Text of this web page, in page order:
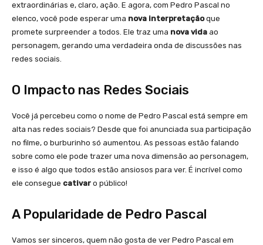
extraordinárias e, claro, ação. E agora, com Pedro Pascal no
elenco, você pode esperar uma nova interpretaçãoque
promete surpreender a todos. Ele traz uma nova vida ao
personagem, gerando uma verdadeira onda de discussões nas
redes sociais.
O Impacto nas Redes Sociais
Você já percebeu como o nome de Pedro Pascal está sempre em
alta nas redes sociais? Desde que foi anunciada sua participação
no filme, o burburinho só aumentou. As pessoas estão falando
sobre como ele pode trazer uma nova dimensão ao personagem,
e isso é algo que todos estão ansiosos para ver. É incrível como
ele consegue cativar o público!
A Popularidade de Pedro Pascal
Vamos ser sinceros, quem não gosta de ver Pedro Pascal em